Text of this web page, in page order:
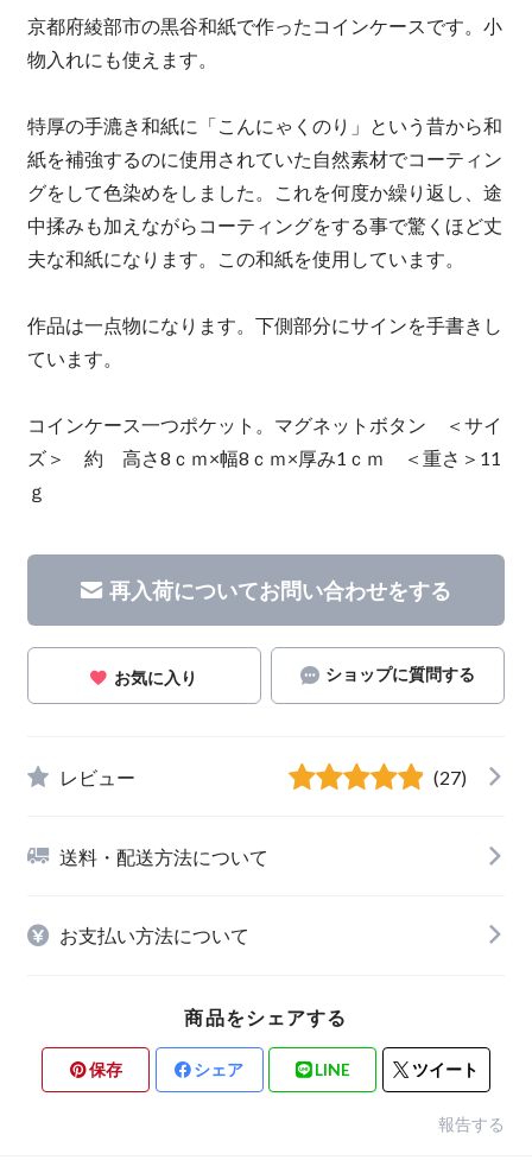
京都府綾部市の黒谷和紙で作ったコインケースです。小
物入れにも使えます。
特厚の手漉き和紙に「こんにゃくのり」という昔から和
紙を補強するのに使用されていた自然素材でコーティン
グをして色染めをしました。これを何度か繰り返し、途
中揉みも加えながらコーティングをする事で驚くほど丈
夫な和紙になります。この和紙を使用しています。
作品は一点物になります。下側部分にサインを手書きし
ています。
コインケース一つポケット。マグネットボタン ＜サイ
ズ＞ 約 高さ8ｃｍ×幅8ｃｍ×厚み1ｃｍ ＜重さ＞11
ｇ
再入荷についてお問い合わせをする
お気に入り ショップに質問する
レビュー (27)
送料・配送方法について
お支払い方法について
商品をシェアする
保存 シェア LINE ツイート
報告する